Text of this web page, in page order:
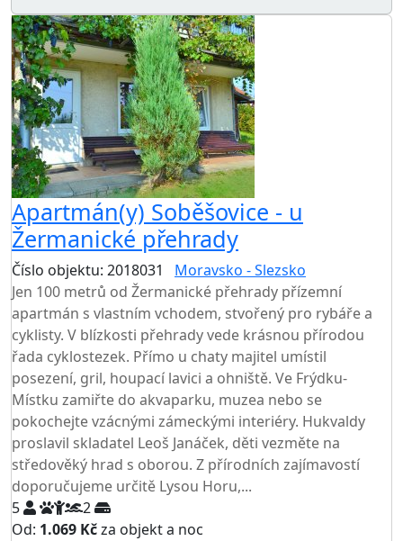
Apartmán(y) Soběšovice - u
Žermanické přehrady
Číslo objektu: 2018031
Moravsko - Slezsko
Jen 100 metrů od Žermanické přehrady přízemní
apartmán s vlastním vchodem, stvořený pro rybáře a
cyklisty. V blízkosti přehrady vede krásnou přírodou
řada cyklostezek. Přímo u chaty majitel umístil
posezení, gril, houpací lavici a ohniště. Ve Frýdku-
Místku zamiřte do akvaparku, muzea nebo se
pokochejte vzácnými zámeckými interiéry. Hukvaldy
proslavil skladatel Leoš Janáček, děti vezměte na
středověký hrad s oborou. Z přírodních zajímavostí
doporučujeme určitě Lysou Horu,...
5
2
Od: 1.069 Kčza objekt a noc